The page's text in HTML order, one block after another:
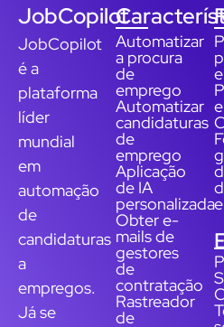
JobCopilot
JobCopilot
é a
plataforma
líder
mundial
em
automação
de
candidaturas
a
empregos.
Já se
Automatizar
a procura
de
emprego
Automatizar
candidaturas
de
emprego
Aplicação
de IA
personalizada
Obter e-
mails de
gestores
de
contratação
Rastreador
de